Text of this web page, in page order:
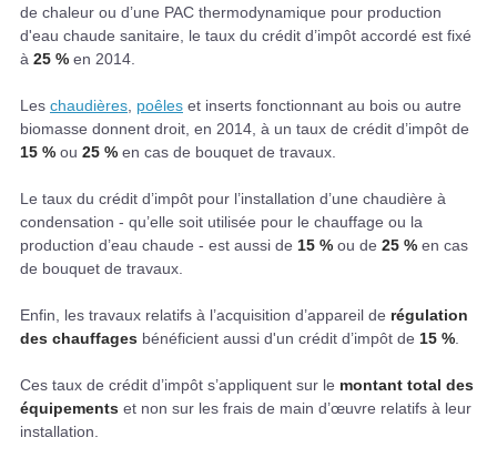
de chaleur ou d’une PAC thermodynamique pour production
d'eau chaude sanitaire, le taux du crédit d’impôt accordé est fixé
à 25 % en 2014.
Les chaudières poêles et inserts fonctionnant au bois ou autre
biomasse donnent droit, en 2014, à un taux de crédit d’impôt de
15 % ou 25 % en cas de bouquet de travaux.
Le taux du crédit d’impôt pour l’installation d’une chaudière à
condensation - qu’elle soit utilisée pour le chauffage ou la
production d’eau chaude - est aussi de 15 % ou de 25 % en cas
de bouquet de travaux.
Enfin, les travaux relatifs à l’acquisition d’appareil de régulation
des chauffages bénéficient aussi d'un crédit d’impôt de 15 %
Ces taux de crédit d’impôt s’appliquent sur le montant total des
équipements et non sur les frais de main d’œuvre relatifs à leur
installation.